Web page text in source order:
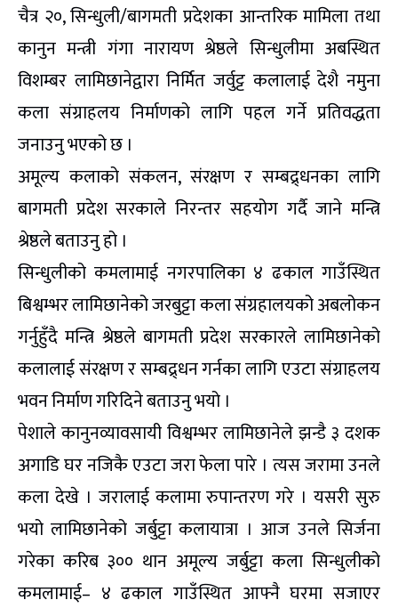
चैत्र २०, सिन्धुली/बागमती प्रदेशका आन्तरिक मामिला तथा
कानुन मन्त्री गंगा नारायण श्रेष्ठले सिन्धुलीमा अबस्थित
विशम्बर लामिछानेद्वारा निर्मित जर्वुट्ट कलालाई देशै नमुना
कला संग्राहलय निर्माणको लागि पहल गर्ने प्रतिवद्धता
जनाउनु भएको छ ।
अमूल्य कलाको संकलन, संरक्षण र सम्बद्र्धनका लागि
बागमती प्रदेश सरकाले निरन्तर सहयोग गर्दै जाने मन्त्रि
श्रेष्ठले बताउनु हो ।
सिन्धुलीको कमलामाई नगरपालिका ४ ढकाल गाउँस्थित
बिश्वम्भर लामिछानेको जरबुट्टा कला संग्रहालयको अबलोकन
गर्नुहुँदै मन्त्रि श्रेष्ठले बागमती प्रदेश सरकारले लामिछानेको
कलालाई संरक्षण र सम्बद्र्धन गर्नका लागि एउटा संग्राहलय
भवन निर्माण गरिदिने बताउनु भयो ।
पेशाले कानुनव्यावसायी विश्वम्भर लामिछानेले झन्डै ३ दशक
अगाडि घर नजिकै एउटा जरा फेला पारे । त्यस जरामा उनले
कला देखे । जरालाई कलामा रुपान्तरण गरे । यसरी सुरु
भयो लामिछानेको जर्बुट्टा कलायात्रा । आज उनले सिर्जना
गरेका करिब ३०० थान अमूल्य जर्बुट्टा कला सिन्धुलीको
कमलामाई– ४ ढकाल गाउँस्थित आफ्नै घरमा सजाएर